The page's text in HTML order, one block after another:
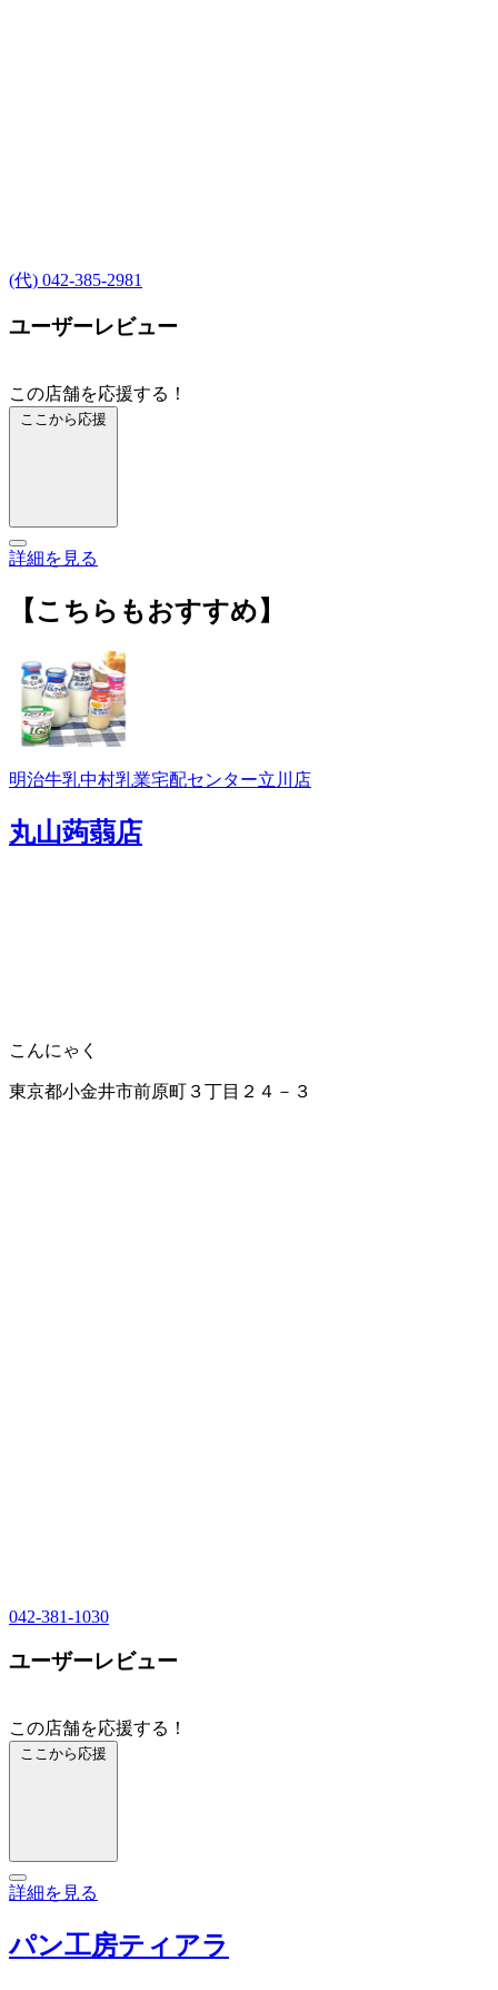
(代) 042-385-2981
ユーザーレビュー
この店舗を応援する！
ここから応援
詳細を見る
【こちらもおすすめ】
明治牛乳中村乳業宅配センター立川店
丸山蒟蒻店
こんにゃく
東京都小金井市前原町３丁目２４－３
042-381-1030
ユーザーレビュー
この店舗を応援する！
ここから応援
詳細を見る
パン工房ティアラ